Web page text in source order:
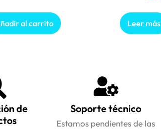
al carrito Leer más
de
Soporte técnico
Estamos pendientes de las